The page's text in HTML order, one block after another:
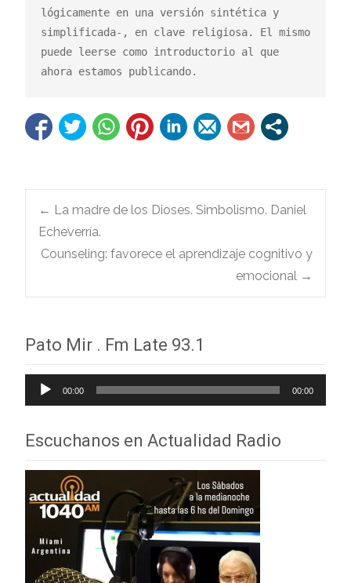
lógicamente en una versión sintética y
simplificada-, en clave religiosa. El mismo
puede leerse como introductorio al que
ahora estamos publicando.
Navegación
de
← La madre de los Dioses. Simbolismo. Daniel
Echeverría.
Counseling: favorece el aprendizaje cognitivo y
emocional →
Pato Mir . Fm Late 93.1
Reproductor
de
00:00 00:00
Escuchanos en Actualidad Radio